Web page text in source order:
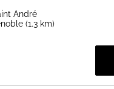
André
(1.3 km)